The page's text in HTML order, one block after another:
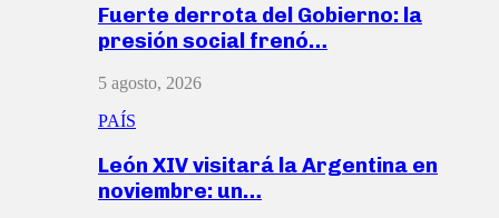
Fuerte derrota del Gobierno: la
presión social frenó…
5 agosto, 2026
PAÍS
León XIV visitará la Argentina en
noviembre: un…